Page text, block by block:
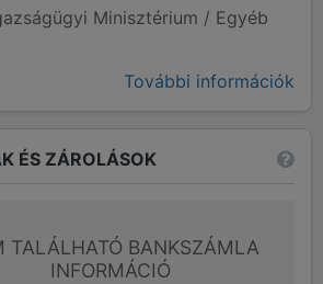
Minisztérium / Egyéb
További információk
ÉS ZÁROLÁSOK
TALÁLHATÓ BANKSZÁMLA
INFORMÁCIÓ